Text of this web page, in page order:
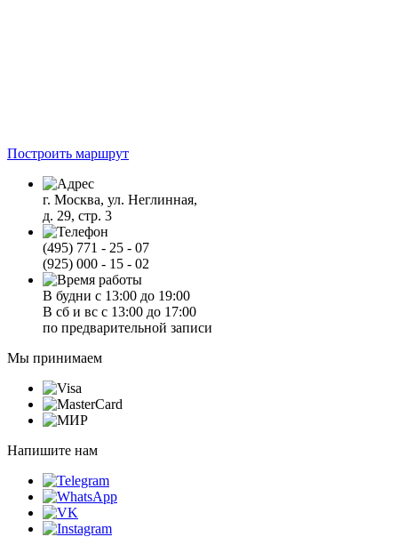
Построить маршрут
г. Москва, ул. Неглинная,
д. 29, стр. 3
(495) 771 - 25 - 07
(925) 000 - 15 - 02
В будни с 13:00 до 19:00
В сб и вс с 13:00 до 17:00
по предварительной записи
Мы принимаем
Напишите нам